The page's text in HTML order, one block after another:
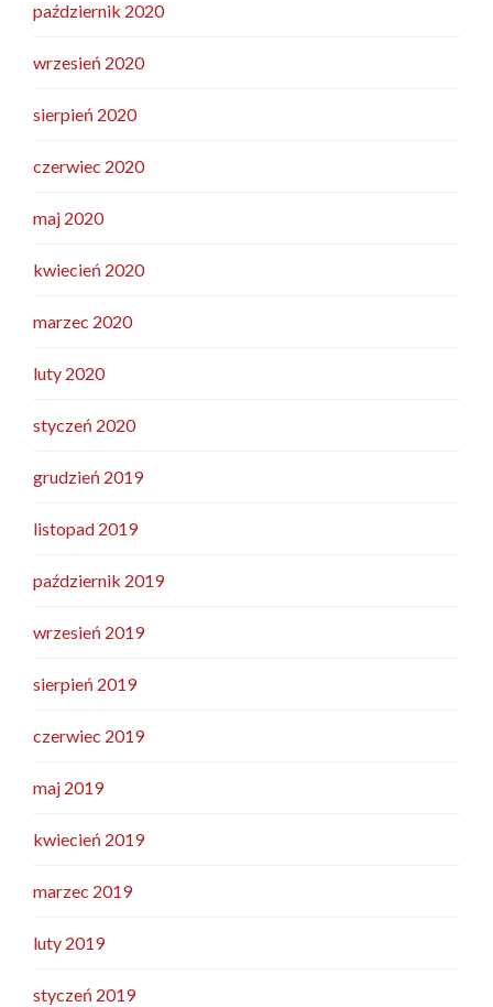
październik 2020
wrzesień 2020
sierpień 2020
czerwiec 2020
maj 2020
kwiecień 2020
marzec 2020
luty 2020
styczeń 2020
grudzień 2019
listopad 2019
październik 2019
wrzesień 2019
sierpień 2019
czerwiec 2019
maj 2019
kwiecień 2019
marzec 2019
luty 2019
styczeń 2019